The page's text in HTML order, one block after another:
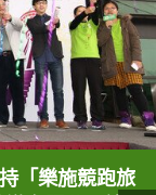
「樂施競跑旅
樓及54樓進
者，請他們分
至四）以8分
（中）奪得，
）以13分27秒